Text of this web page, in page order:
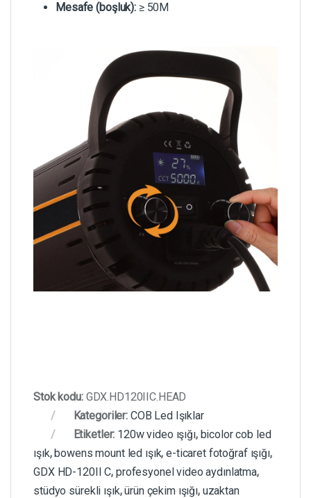
Mesafe (boşluk):≥ 50M
Stok kodu: GDX.HD120IIC.HEAD
Kategoriler: COB Led Işıklar
Etiketler: 120w video ışığı, bicolor cob led
ışık,bowens mount led ışık,e-ticaret fotoğraf ışığı,
GDX HD-120II C, profesyonel video aydınlatma,
stüdyo sürekli ışık,ürün çekim ışığı, uzaktan